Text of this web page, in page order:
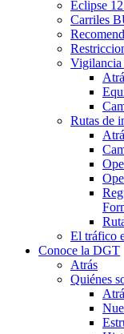
Eclipse
Carriles
Rutas de
El tráfico
Conoce la DGT
Atrás
Quiénes